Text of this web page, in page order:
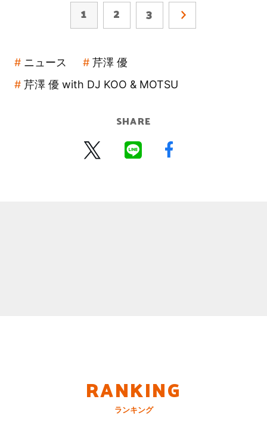
1 2 3
ニュース
芹澤 優
芹澤 優 with DJ KOO & MOTSU
SHARE
RANKING
ランキング